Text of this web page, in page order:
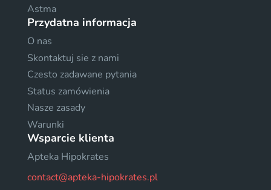
Astma
Przydatna informacja
O nas
Skontaktuj sie z nami
Czesto zadawane pytania
Status zamówienia
Nasze zasady
Warunki
Wsparcie klienta
Apteka Hipokrates
contact@apteka-hipokrates.pl